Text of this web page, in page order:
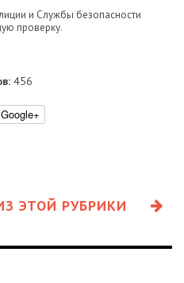
и Службы безопасности
проверку.
456
Google+
ЭТОЙ РУБРИКИ